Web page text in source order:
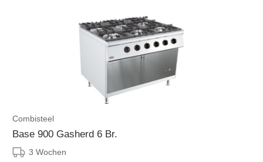
Combisteel
Base 900 Gasherd 6 Br.
3 Wochen